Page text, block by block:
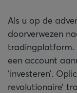
Als u op de
doorverwezen
tradingplatform.
een account
‘investeren’.
revolutionaire’